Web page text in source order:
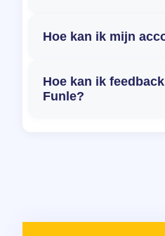
Hoe kan ik mijn
Hoe kan ik
Funle?